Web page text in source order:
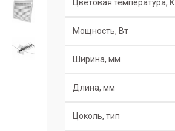
Цветовая температура, К
Мощность, Вт
Ширина, мм
Длина, мм
Цоколь, тип